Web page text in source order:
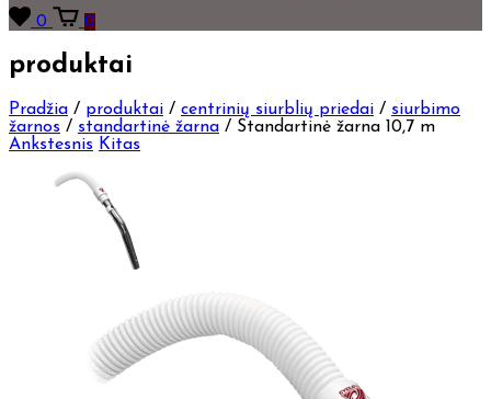
0 0
produktai
Pradžia / produktai / centrinių siurblių priedai / siurbimo
žarnos / standartinė žarna / Standartinė žarna 10,7 m
Ankstesnis Kitas